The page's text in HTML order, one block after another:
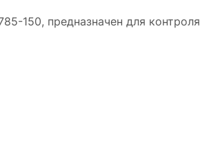
150, предназначен для